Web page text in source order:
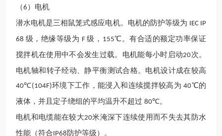
（6 ）电机
潜水电机是三相鼠笼式感应电机。电机的防护等级为 IEC IP
68 级，绝缘等级为 F级， 155℃。有合适的额定功率保证
搅拌机在使用中不会发生过载。电机能每小时启动20次。
电机轴和转子经动、静平衡测试合格。电机设计成在较高
40℃(104F)环境下工作，能浸入和连续搅拌较高为 40℃的
液体，并且定子绕组的平均温升不超过 80℃。
电机和电缆能在较大20米淹深下连续使用而不失去其防水
性能（符合IP68 防护等级）。